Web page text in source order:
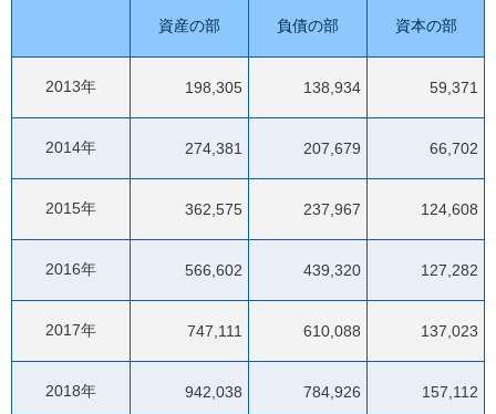
資産の部 負債の部 資本の部
2013年 198,305 138,934 59,371
2014年 274,381 207,679 66,702
2015年 362,575 237,967 124,608
2016年 566,602 439,320 127,282
2017年 747,111 610,088 137,023
2018年 942,038 784,926 157,112